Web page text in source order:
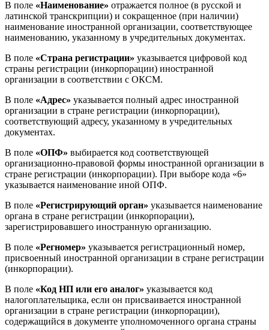
В поле «Наименование» отражается полное (в русской и
латинской транскрипции) и сокращенное (при наличии)
наименование иностранной организации, соответствующее
наименованию, указанному в учредительных документах.
В поле «Страна регистрации» указывается цифровой код
страны регистрации (инкорпорации) иностранной
организации в соответствии с ОКСМ.
В поле «Адрес» указывается полный адрес иностранной
организации в стране регистрации (инкорпорации),
соответствующий адресу, указанному в учредительных
документах.
В поле «ОПФ» выбирается код соответствующей
организационно-правовой формы иностранной организации в
стране регистрации (инкорпорации). При выборе кода «6»
указывается наименование иной ОПФ.
В поле «Регистрирующий орган» указывается наименование
органа в стране регистрации (инкорпорации),
зарегистрировавшего иностранную организацию.
В поле «Регномер» указывается регистрационный номер,
присвоенный иностранной организации в стране регистрации
(инкорпорации).
В поле «Код НП или его аналог» указывается код
налогоплательщика, если он присваивается иностранной
организации в стране регистрации (инкорпорации),
содержащийся в документе уполномоченного органа страны